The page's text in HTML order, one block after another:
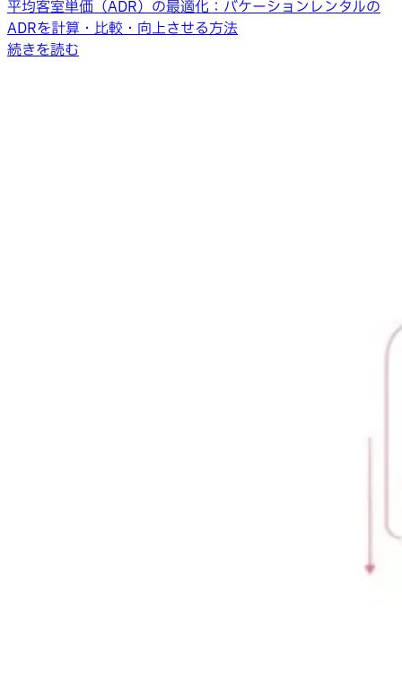
平均客室単価（ADR）の最適化：バケーションレンタルの
ADRを計算・比較・向上させる方法
続きを読む